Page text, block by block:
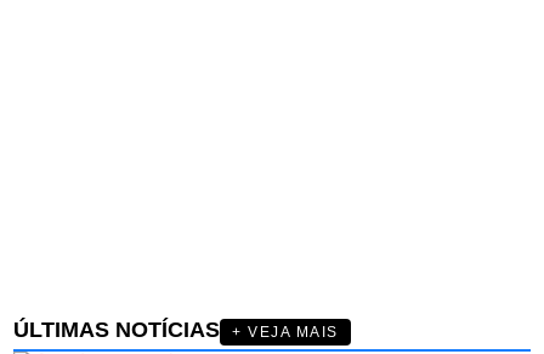
ÚLTIMAS NOTÍCIAS
+ VEJA MAIS